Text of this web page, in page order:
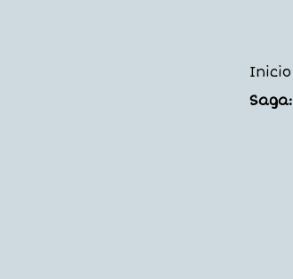
Inicio
Saga: